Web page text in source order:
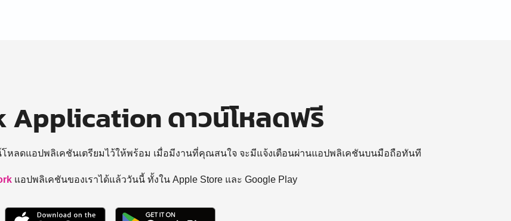
Application ดาวน์โหลดฟรี
หลดแอปพลิเคชันเตรียมไว้ให้พร้อม เมื่อมีงานที่คุณสนใจ จะมีแจ้งเตือนผ่านแอปพลิเคชันบนมือถือทันที
แอปพลิเคชันของเราได้แล้ววันนี้ ทั้งใน Apple Store และ Google Play